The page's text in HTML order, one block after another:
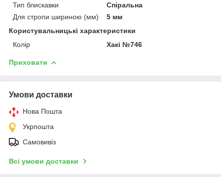
Тип блискавки
Спіральна
Для стропи шириною (мм)
5 мм
Користувальницькі характеристики
Колір
Хакі №746
Приховати
Умови доставки
Нова Пошта
Укрпошта
Самовивіз
Всі умови доставки